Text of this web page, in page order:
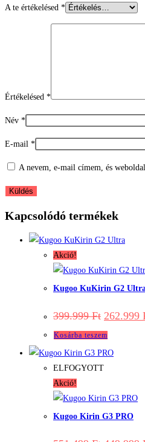
A te értékelésed *
Értékelésed *
Név *
E-mail *
A nevem, e-mail címem, és
Kapcsolódó termékek
Akció!
Kugoo KuKirin G2
399.999Ft Original
was:
399.999
262.999
Kosárba teszem
ELFOGYOTT
Akció!
Kugoo Kirin G3 PRO